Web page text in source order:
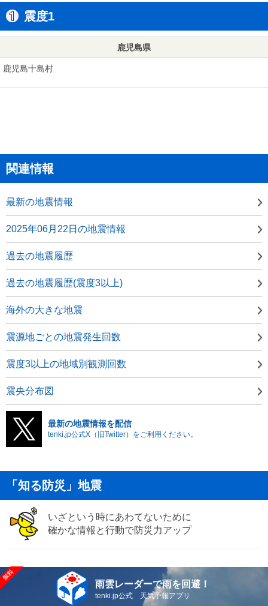
震度1
鹿児島県
鹿児島十島村
関連情報
最新の地震情報
2025年06月22日の地震情報
過去の地震履歴
過去の地震履歴(震度3以上)
海外の大きな地震
震源地ごとの地震発生回数
震度3以上の地域別観測回数
震央分布図
最新の地震情報を配信
tenki.jp公式X（旧Twitter）をご利用ください。
「知る防災」地震
いざという時にあわてないために
確かな情報と行動で防災力アップ
雨雲レーダーで雨を回避！
tenki.jp公式 天気予報アプリ